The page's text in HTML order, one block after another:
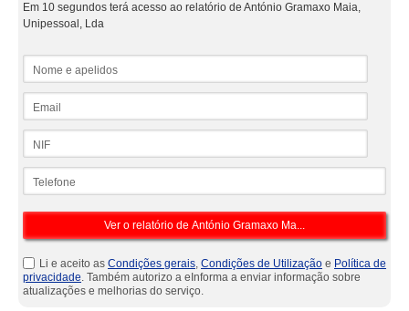
Em 10 segundos terá acesso ao relatório de António Gramaxo Maia,
Unipessoal, Lda
Li e aceito as Condições gerais, Condições de Utilização e Política de
privacidade. Também autorizo a eInforma a enviar informação sobre
atualizações e melhorias do serviço.